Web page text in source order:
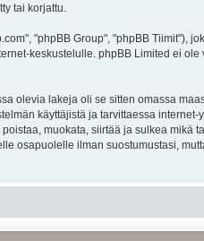
tai korjattu.
"phpBB Group", "phpBB Tiimit"),
keskustelulle. phpBB Limited ei
olevia lakeja oli se sitten omassa
käyttäjistä ja tarvittaessa
muokata, siirtää ja sulkea mikä
osapuolelle ilman suostumustasi,